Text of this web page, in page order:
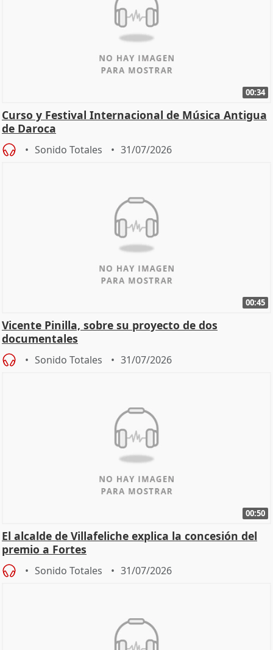
00:34
Curso y Festival Internacional de Música Antigua
de Daroca
Sonido Totales 31/07/2026
00:45
Vicente Pinilla, sobre su proyecto de dos
documentales
Sonido Totales 31/07/2026
00:50
El alcalde de Villafeliche explica la concesión del
premio a Fortes
Sonido Totales 31/07/2026